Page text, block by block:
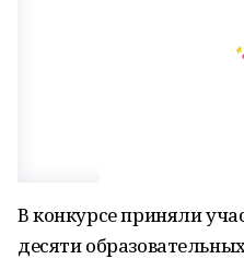
В конкурсе приняли
десяти